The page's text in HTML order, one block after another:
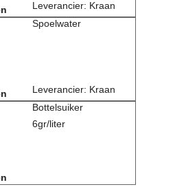
Leverancier: Kraan
Spoelwater
Leverancier: Kraan
Bottelsuiker
6gr/liter